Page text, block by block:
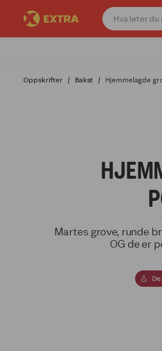
Oppskrifter Bakst Hjemmelagde
Martes grove, runde
OG de er